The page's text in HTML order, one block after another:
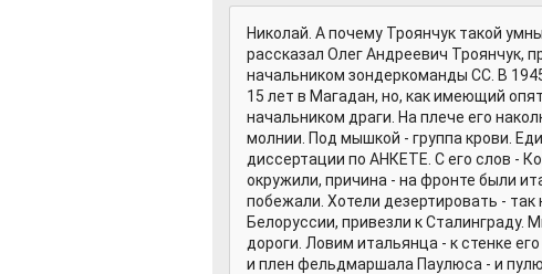
Николай. А почему Троянчук такой
рассказал Олег Андреевич Троянчук,
начальником зондеркоманды СС. В
15 лет в Магадан, но, как имеющий
начальником драги. На плече его
молнии. Под мышкой - группа крови.
диссертации по АНКЕТЕ. С его слов -
окружили, причина - на фронте были
побежали. Хотели дезертировать -
Белоруссии, привезли к Сталинграду.
дороги. Ловим итальянца - к стенке
и плен фельдмаршала Паулюса - и